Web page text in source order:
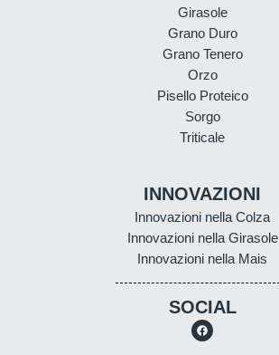
Girasole
Grano Duro
Grano Tenero
Orzo
Pisello Proteico
Sorgo
Triticale
INNOVAZIONI
Innovazioni nella Colza
Innovazioni nella Girasole
Innovazioni nella Mais
SOCIAL